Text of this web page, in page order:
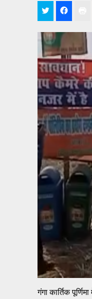
गंगा कार्तिक